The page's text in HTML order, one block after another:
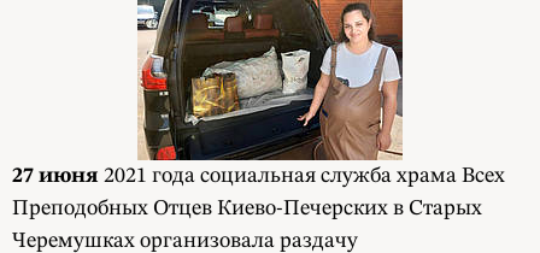
27 июня 2021 года социальная служба храма Всех
Преподобных Отцев Киево-Печерских в Старых
Черемушках организовала раздачу